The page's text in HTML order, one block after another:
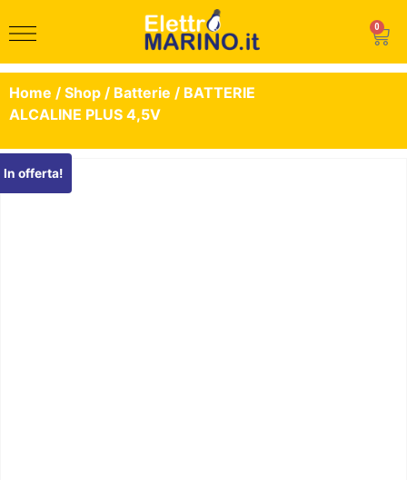
0
Home / Shop / Batterie / BATTERIE
ALCALINE PLUS 4,5V
In offerta!